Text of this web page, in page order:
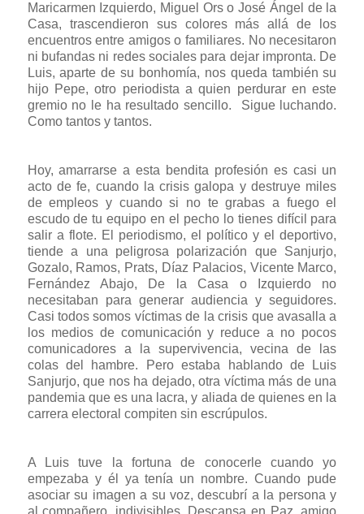
Maricarmen Izquierdo, Miguel Ors o José Ángel de la
Casa, trascendieron sus colores más allá de los
encuentros entre amigos o familiares. No necesitaron
ni bufandas ni redes sociales para dejar impronta. De
Luis, aparte de su bonhomía, nos queda también su
hijo Pepe, otro periodista a quien perdurar en este
gremio no le ha resultado sencillo. Sigue luchando.
Como tantos y tantos.
Hoy, amarrarse a esta bendita profesión es casi un
acto de fe, cuando la crisis galopa y destruye miles
de empleos y cuando si no te grabas a fuego el
escudo de tu equipo en el pecho lo tienes difícil para
salir a flote. El periodismo, el político y el deportivo,
tiende a una peligrosa polarización que Sanjurjo,
Gozalo, Ramos, Prats, Díaz Palacios, Vicente Marco,
Fernández Abajo, De la Casa o Izquierdo no
necesitaban para generar audiencia y seguidores.
Casi todos somos víctimas de la crisis que avasalla a
los medios de comunicación y reduce a no pocos
comunicadores a la supervivencia, vecina de las
colas del hambre. Pero estaba hablando de Luis
Sanjurjo, que nos ha dejado, otra víctima más de una
pandemia que es una lacra, y aliada de quienes en la
carrera electoral compiten sin escrúpulos.
A Luis tuve la fortuna de conocerle cuando yo
empezaba y él ya tenía un nombre. Cuando pude
asociar su imagen a su voz, descubrí a la persona y